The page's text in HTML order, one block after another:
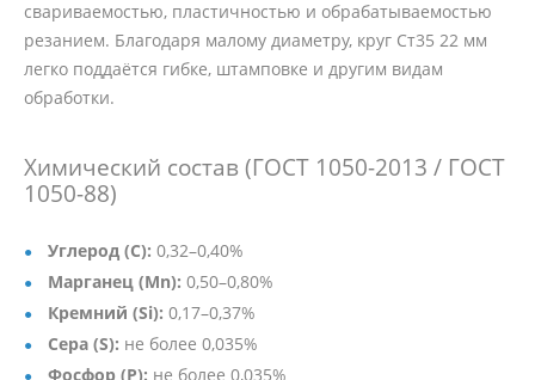
свариваемостью, пластичностью и обрабатываемостью
резанием. Благодаря малому диаметру, круг Ст35 22 мм
легко поддаётся гибке, штамповке и другим видам
обработки.
Химический состав (ГОСТ 1050-2013 / ГОСТ
1050-88)
Углерод (C): 0,32–0,40%
Марганец (Mn): 0,50–0,80%
Кремний (Si): 0,17–0,37%
Сера (S): не более 0,035%
Фосфор (P): не более 0,035%